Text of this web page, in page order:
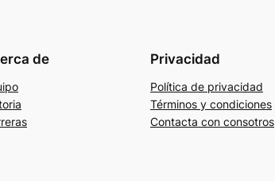
de Privacidad
Política de privacidad
Términos y condiciones
Contacta con consotros